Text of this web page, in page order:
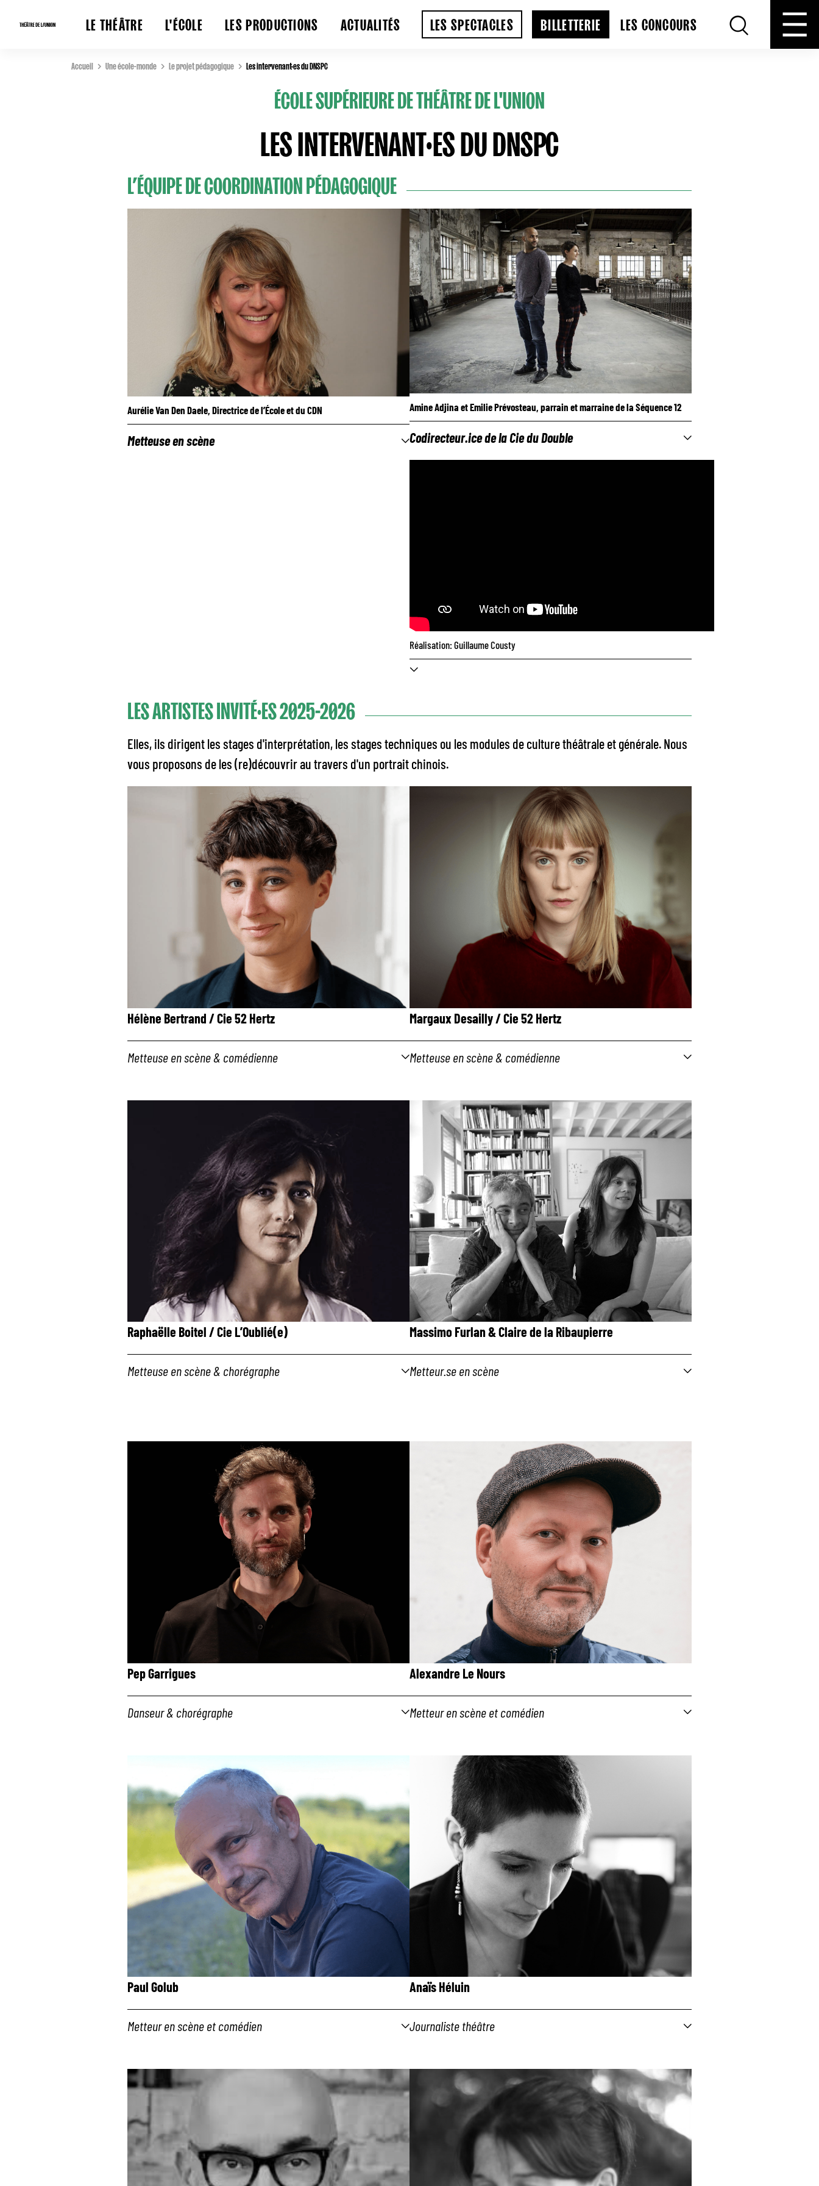
LE THÉÂTRE L'ÉCOLE LES PRODUCTIONS ACTUALITÉS LES SPECTACLES BILLETTERIE LES CONCOURS
Accueil Une école-monde Le projet pédagogique Les intervenant·es du DNSPC
ÉCOLE SUPÉRIEURE DE THÉÂTRE DE L'UNION
LES INTERVENANT·ES DU DNSPC
L’ÉQUIPE DE COORDINATION PÉDAGOGIQUE
Aurélie Van Den Daele, Directrice de l’École et du CDN
Metteuse en scène
Amine Adjina et Emilie Prévosteau, parrain et marraine de la Séquence 12
Codirecteur.ice de la Cie du Double
Réalisation: Guillaume Cousty
LES ARTISTES INVITÉ·ES 2025-2026
Elles, ils dirigent les stages d'interprétation, les stages techniques ou les modules de culture théâtrale et générale. Nous
vous proposons de les (re)découvrir au travers d'un portrait chinois.
Hélène Bertrand / Cie 52 Hertz
Metteuse en scène & comédienne
Margaux Desailly / Cie 52 Hertz
Metteuse en scène & comédienne
Raphaëlle Boitel / Cie L’Oublié(e)
Metteuse en scène & chorégraphe
Massimo Furlan & Claire de la Ribaupierre
Metteur.se en scène
Pep Garrigues
Danseur & chorégraphe
Alexandre Le Nours
Metteur en scène et comédien
Paul Golub
Metteur en scène et comédien
AnaïsHéluin
Journaliste théâtre